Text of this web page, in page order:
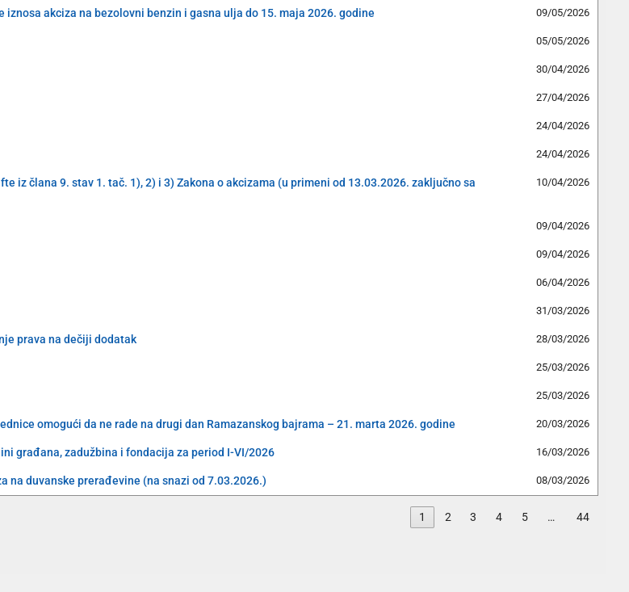
akciza na bezolovni benzin i gasna ulja do 15. maja 2026. godine 09/05/2026
05/05/2026
30/04/2026
27/04/2026
24/04/2026
24/04/2026
iz člana 9. stav 1. tač. 1), 2) i 3) Zakona o akcizama (u primeni od 13.03.2026. zaključno sa
10/04/2026
09/04/2026
09/04/2026
06/04/2026
31/03/2026
prava na dečiji dodatak 28/03/2026
25/03/2026
25/03/2026
omogući da ne rade na drugi dan Ramazanskog bajrama – 21. marta 2026. godine 20/03/2026
građana, zadužbina i fondacija za period I-VI/2026 16/03/2026
na duvanske prerađevine (na snazi od 7.03.2026.) 08/03/2026
1 2 3 4 5 … 44